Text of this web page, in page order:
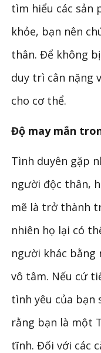
tìm hiểu các sản
khỏe, bạn nên
thân. Để không
duy trì cân nặng
cho cơ thể.
Độ may mắn
Tình duyên gặp
người độc thân,
mẽ là trở thành
nhiên họ lại có
người khác bằng
vô tâm. Nếu cứ
tình yêu của bạn
rằng bạn là một
tĩnh. Đối với các